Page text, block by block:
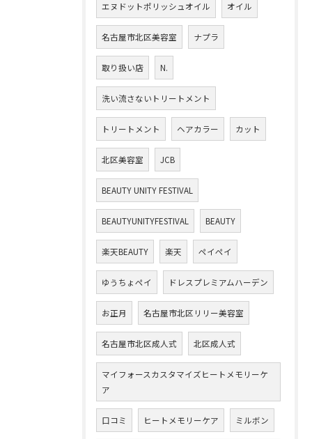
エヌドットポリッシュオイル オイル
名古屋市北区美容室 ナプラ
取り扱い店 N.
洗い流さないトリートメント
トリートメント ヘアカラー カット
北区美容室 JCB
BEAUTY UNITY FESTIVAL
BEAUTYUNITYFESTIVAL BEAUTY
楽天BEAUTY 楽天 ペイペイ
ゆうちょペイ ドレスプレミアムハーデン
お正月 名古屋市北区リリー美容室
名古屋市北区成人式 北区成人式
マイフォースカスタマイズヒートメモリーケ
ア
口コミ ヒートメモリーケア ミルボン